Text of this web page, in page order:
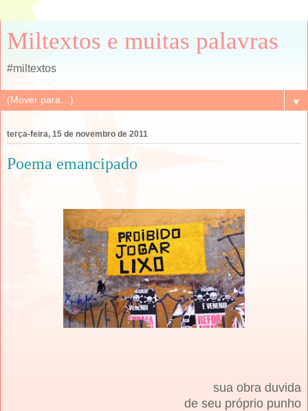
Miltextos e muitas palavras
#miltextos
▼
terça-feira, 15 de novembro de 2011
Poema emancipado
sua obra duvida
de seu próprio punho